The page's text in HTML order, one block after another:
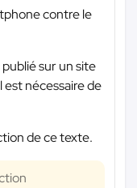
contre le
sur un site
nécessaire de
de ce texte.